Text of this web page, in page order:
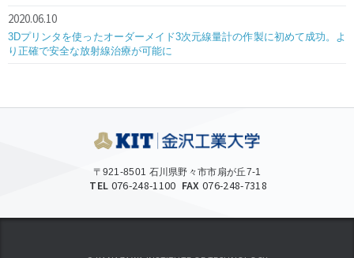
2020.06.10
3Dプリンタを使ったオーダーメイド3次元線量計の作製に初めて成功。よ
り正確で安全な放射線治療が可能に
〒921-8501 石川県野々市市扇が丘7-1
TEL 076-248-1100 FAX 076-248-7318